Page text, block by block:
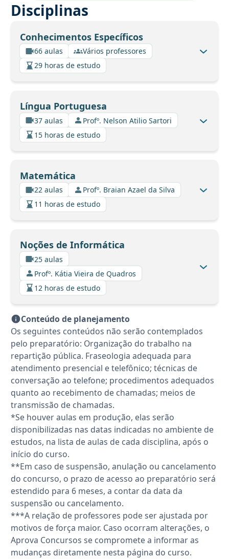
Disciplinas
Conhecimentos Específicos
66 aulas
Vários professores
29 horas de estudo
Língua Portuguesa
37 aulas
Profº. Nelson Atilio Sartori
15 horas de estudo
Matemática
22 aulas
Profº. Braian Azael da Silva
11 horas de estudo
Noções de Informática
25 aulas
Profº. Kátia Vieira de Quadros
12 horas de estudo
Conteúdo de planejamento
Os seguintes conteúdos não serão contemplados
pelo preparatório: Organização do trabalho na
repartição pública. Fraseologia adequada para
atendimento presencial e telefônico; técnicas de
conversação ao telefone; procedimentos adequados
quanto ao recebimento de chamadas; meios de
transmissão de chamadas.
*Se houver aulas em produção, elas serão
disponibilizadas nas datas indicadas no ambiente de
estudos, na lista de aulas de cada disciplina, após o
início do curso.
**Em caso de suspensão, anulação ou cancelamento
do concurso, o prazo de acesso ao preparatório será
estendido para 6 meses, a contar da data da
suspensão ou cancelamento.
***A relação de professores pode ser ajustada por
motivos de força maior. Caso ocorram alterações, o
Aprova Concursos se compromete a informar as
mudanças diretamente nesta página do curso.